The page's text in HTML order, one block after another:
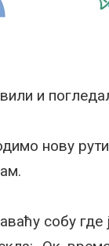
и
нову
собу где